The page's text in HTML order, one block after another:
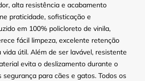
alta resistência e acabamento
praticidade, sofisticação e
em 100% policloreto de vinila,
fácil limpeza, excelente retenção
vida útil. Além de ser lavável, resistente
evita o deslizamento durante o
segurança para cães e gatos. Todos os